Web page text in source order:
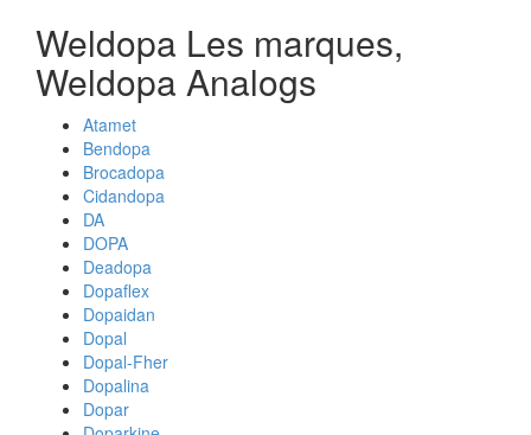
Weldopa Les marques,
Weldopa Analogs
Atamet
Bendopa
Brocadopa
Cidandopa
DA
DOPA
Deadopa
Dopaflex
Dopaidan
Dopal
Dopal-Fher
Dopalina
Dopar